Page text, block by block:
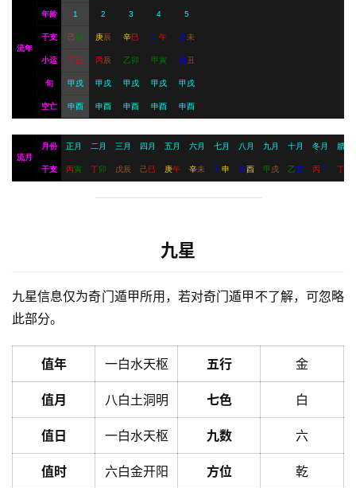
流年
年龄 1 2 3 4 5
干支 己卯 庚辰 辛巳 壬午 癸未
小运 丁巳 丙辰 乙卯 甲寅 癸丑
旬 甲戌 甲戌 甲戌 甲戌 甲戌
空亡 申酉 申酉 申酉 申酉 申酉
流月
月份 正月 二月 三月 四月 五月 六月 七月 八月 九月 十月 冬月 腊月
干支 丙寅 丁卯 戊辰 己巳 庚午 辛未 壬申 癸酉 甲 戌 乙亥 丙子 丁
九星
九星信息仅为奇门遁甲所用，若对奇门遁甲不了解，可忽略
此部分。
值年 一白水天枢 五行 金
值月 八白土洞明 七色 白
值日 一白水天枢 九数 六
值时 六白金开阳 方位 乾